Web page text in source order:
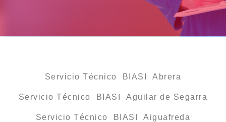
Servicio Técnico BIASI Abrera
Servicio Técnico BIASI Aguilar de Segarra
Servicio Técnico BIASI Aiguafreda